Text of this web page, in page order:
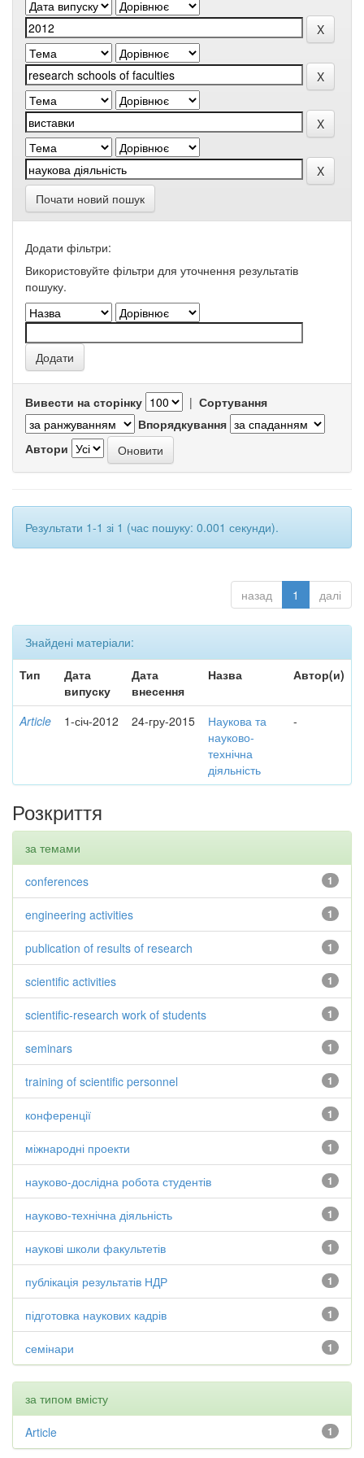
Почати новий пошук
Додати фільтри:
Використовуйте фільтри для уточнення результатів
пошуку.
Вивести на сторінку | Сортування
Впорядкування
Автори
Результати 1-1 зі 1 (час пошуку: 0.001 секунди).
назад 1 далі
Знайдені матеріали:
Тип
Дата
випуску
Дата
внесення
Назва Автор(и)
Article 1-січ-2012 24-гру-2015
Наукова та
науково-
технічна
діяльність
-
Розкриття
за темами
1
conferences
1
engineering activities
1
publication of results of research
1
scientific activities
1
scientific-research work of students
1
seminars
1
training of scientific personnel
1
конференції
1
міжнародні проекти
1
науково-дослідна робота студентів
1
науково-технічна діяльність
1
наукові школи факультетів
1
публікація результатів НДР
1
підготовка наукових кадрів
1
семінари
за типом вмісту
1
Article